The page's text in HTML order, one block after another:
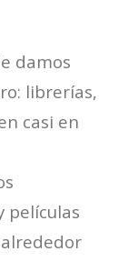
damos
librerías,
casi en
películas